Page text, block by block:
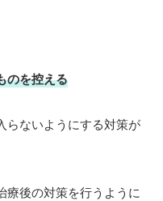
のを控える
らないようにする対策が
療後の対策を行うように